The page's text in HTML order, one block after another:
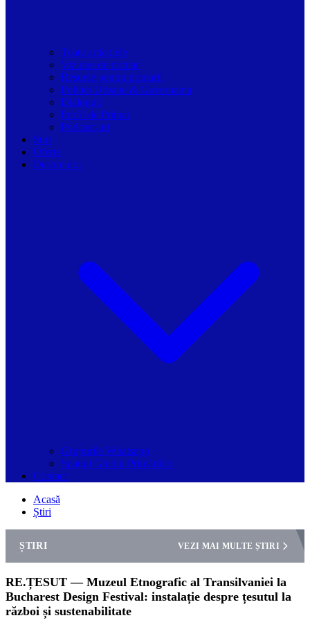
Toate articolele
Viziune de primar
Resurse pentru primarii
Politici Urbane & Guvernanta
Dialoguri
Profil de Primar
Podcast-uri
Stiri
Oferte
Despre noi
Grupurile Whatsapp
Spațiul Ghidul Primăriilor
Contact
Acasă
Știri
ȘTIRI VEZI MAI MULTE ȘTIRI
RE.ȚESUT — Muzeul Etnografic al Transilvaniei la
Bucharest Design Festival: instalație despre țesutul la
război și sustenabilitate